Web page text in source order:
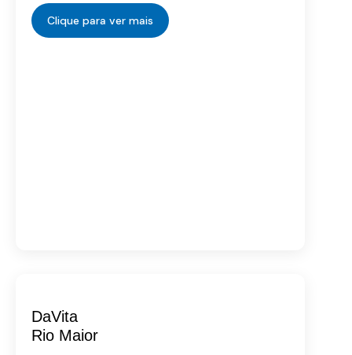
Clique para ver mais
DaVita
Rio Maior